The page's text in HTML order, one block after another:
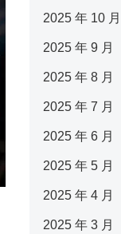
2025 年 10 月
2025 年 9 月
2025 年 8 月
2025 年 7 月
2025 年 6 月
2025 年 5 月
2025 年 4 月
2025 年 3 月